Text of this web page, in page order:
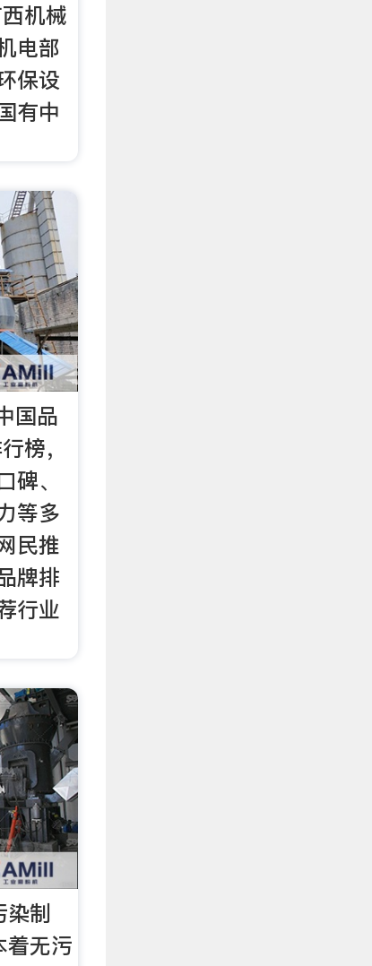
机械
电部
保设
有中
国品
榜，
、
等多
民推
牌排
行业
染制
着无污